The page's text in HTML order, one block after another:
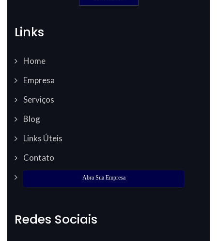
Links
Home
Empresa
Serviços
Blog
Links Úteis
Contato
Abra Sua Empresa
Redes Sociais